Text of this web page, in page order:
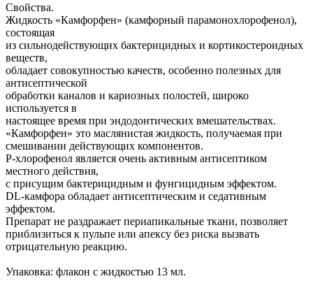
Свойства.
Жидкость «Камфорфен» (камфорный парамонохлорофенол),
состоящая
из сильнодействующих бактерицидных и кортикостероидных
веществ,
обладает совокупностью качеств, особенно полезных для
антисептической
обработки каналов и кариозных полостей, широко
используется в
настоящее время при эндодонтических вмешательствах.
«Камфорфен» это маслянистая жидкость, получаемая при
смешивании действующих компонентов.
P-хлорофенол является очень активным антисептиком
местного действия,
с присущим бактерицидным и фунгицидным эффектом.
DL-камфора обладает антисептическим и седативным
эффектом.
Препарат не раздражает периапикальные ткани, позволяет
приблизиться к пульпе или апексу без риска вызвать
отрицательную реакцию.
Упаковка: флакон с жидкостью 13 мл.